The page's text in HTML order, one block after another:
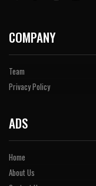
COMPANY
Team
Privacy Policy
ADS
Home
About Us